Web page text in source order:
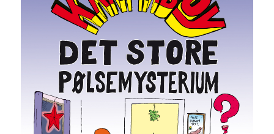
Vælg genre
Vælg forhandler